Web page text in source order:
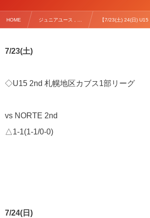
HOME ジュニアユース , … 【7/23(土) 24(日) U15
7/23(土)
◇U15 2nd 札幌地区カブス1部リーグ
vs NORTE 2nd
△1-1(1-1/0-0)
7/24(日)